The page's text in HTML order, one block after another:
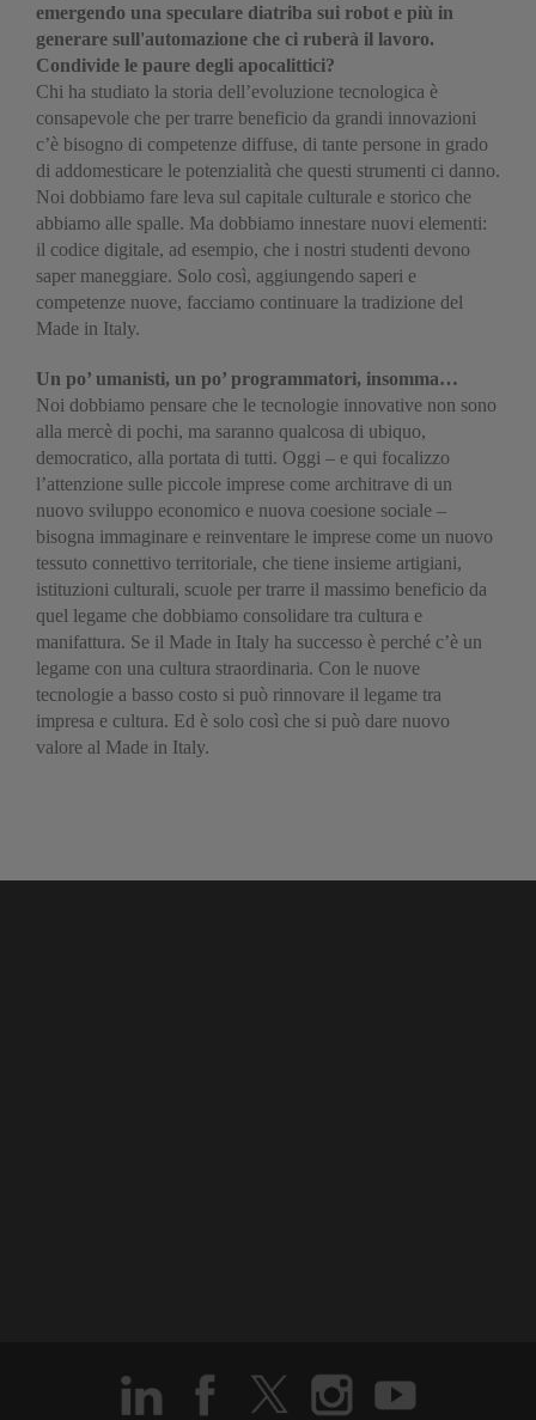
emergendo una speculare diatriba sui robot e più in
generare sull'automazione che ci ruberà il lavoro.
Condivide le paure degli apocalittici?
Chi ha studiato la storia dell’evoluzione tecnologica è
consapevole che per trarre beneficio da grandi innovazioni
c’è bisogno di competenze diffuse, di tante persone in grado
di addomesticare le potenzialità che questi strumenti ci danno.
Noi dobbiamo fare leva sul capitale culturale e storico che
abbiamo alle spalle. Ma dobbiamo innestare nuovi elementi:
il codice digitale, ad esempio, che i nostri studenti devono
saper maneggiare. Solo così, aggiungendo saperi e
competenze nuove, facciamo continuare la tradizione del
Made in Italy.
Un po’ umanisti, un po’ programmatori, insomma…
Noi dobbiamo pensare che le tecnologie innovative non sono
alla mercè di pochi, ma saranno qualcosa di ubiquo,
democratico, alla portata di tutti. Oggi – e qui focalizzo
l’attenzione sulle piccole imprese come architrave di un
nuovo sviluppo economico e nuova coesione sociale –
bisogna immaginare e reinventare le imprese come un nuovo
tessuto connettivo territoriale, che tiene insieme artigiani,
istituzioni culturali, scuole per trarre il massimo beneficio da
quel legame che dobbiamo consolidare tra cultura e
manifattura. Se il Made in Italy ha successo è perché c’è un
legame con una cultura straordinaria. Con le nuove
tecnologie a basso costo si può rinnovare il legame tra
impresa e cultura. Ed è solo così che si può dare nuovo
valore al Made in Italy.